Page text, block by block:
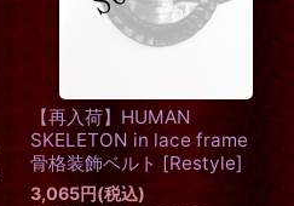
【再入荷】HUMAN
SKELETON in lace frame
骨格装飾ベルト [Restyle]
3,065円(税込)